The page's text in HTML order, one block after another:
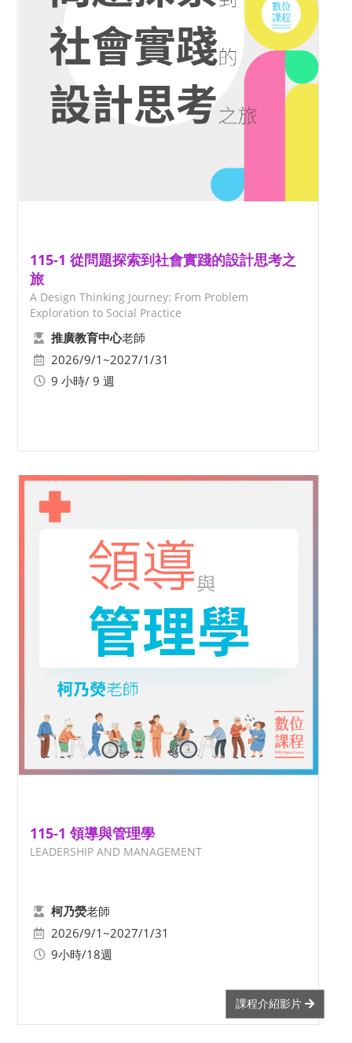
115-1 從問題探索到社會實踐的設計思考之
旅
A Design Thinking Journey: From Problem
Exploration to Social Practice
推廣教育中心老師
2026/9/1~2027/1/31
9 小時/ 9 週
115-1 領導與管理學
LEADERSHIP AND MANAGEMENT
柯乃熒老師
2026/9/1~2027/1/31
9小時/18週
課程介紹影片